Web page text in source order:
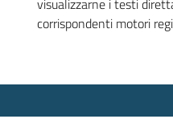
corrispondenti motori